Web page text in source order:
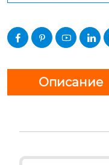
   
Описание